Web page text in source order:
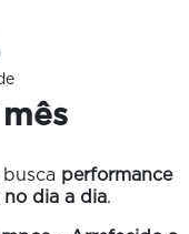
performance
dia a dia.